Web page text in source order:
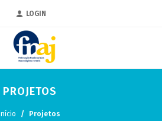
LOGIN
PROJETOS
Início Projetos